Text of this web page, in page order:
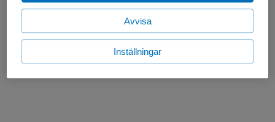
Avvisa
Inställningar